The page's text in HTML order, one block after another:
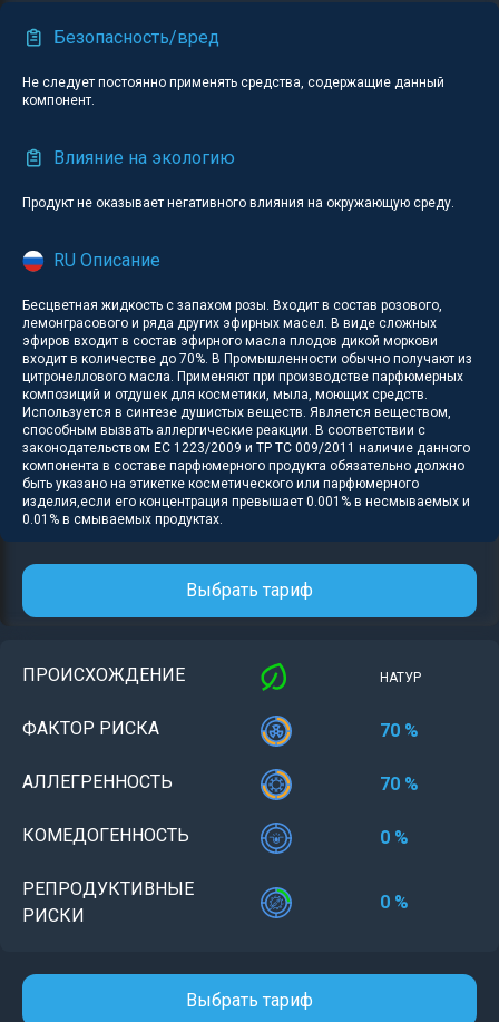
Безопасность/вред
Не следует постоянно применять средства, содержащие данный
компонент.
Влияние на экологию
Продукт не оказывает негативного влияния на окружающую среду.
RU Описание
Бесцветная жидкость с запахом розы. Входит в состав розового,
лемонграсового и ряда других эфирных масел. В виде сложных
эфиров входит в состав эфирного масла плодов дикой моркови
входит в количестве до 70%. В Промышленности обычно получают из
цитронеллового масла. Применяют при производстве парфюмерных
композиций и отдушек для косметики, мыла, моющих средств.
Используется в синтезе душистых веществ. Является веществом,
способным вызвать аллергические реакции. В соответствии с
законодательством ЕС 1223/2009 и ТР ТС 009/2011 наличие данного
компонента в составе парфюмерного продукта обязательно должно
быть указано на этикетке косметического или парфюмерного
изделия,если его концентрация превышает 0.001% в несмываемых и
0.01% в смываемых продуктах.
Выбрать тариф
ПРОИСХОЖДЕНИЕ НАТУР
ФАКТОР РИСКА 70 %
АЛЛЕГРЕННОСТЬ 70 %
КОМЕДОГЕННОСТЬ 0 %
РЕПРОДУКТИВНЫЕ
РИСКИ
0 %
Выбрать тариф